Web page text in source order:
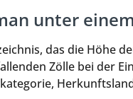
unter
das die Höhe
Zölle bei der